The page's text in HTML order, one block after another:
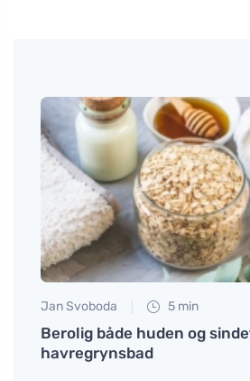
Jan Svoboda 5 min
Berolig både huden og
havregrynsbad